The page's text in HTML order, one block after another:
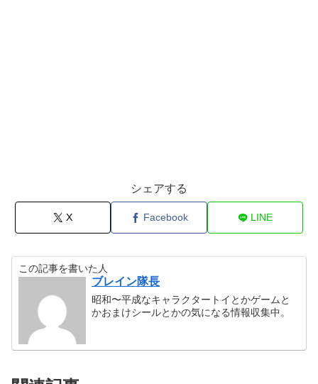
シェアする
X Facebook LINE
この記事を書いた人
ブレイン隊長
昭和〜平成なキャラクタートイとかゲームと
かおまけシールとかの気になる情報収集中。